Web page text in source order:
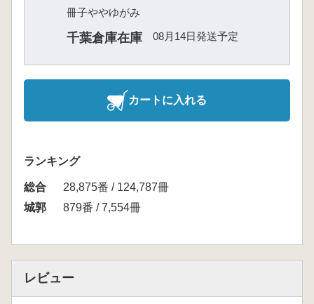
冊子ややゆがみ
千葉倉庫在庫 08月14日発送予定
カートに入れる
ランキング
総合
28,875番 / 124,787冊
城郭
879番 / 7,554冊
レビュー